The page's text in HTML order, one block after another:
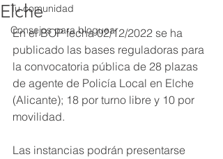
Tu comunidad
Consejos para bloguear
Elche
En el BOP fecha 02/12/2022 se ha
publicado las bases reguladoras para
la convocatoria pública de 28 plazas
de agente de Policía Local en Elche
(Alicante); 18 por turno libre y 10 por
movilidad.
Las instancias podrán presentarse